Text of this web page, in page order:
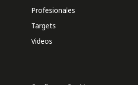
Profesionales
Targets
Videos